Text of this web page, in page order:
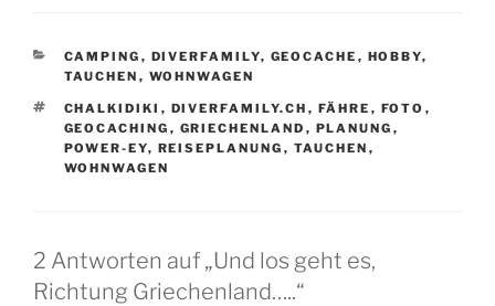
KATEGORIEN
CAMPING , DIVERFAMILY, GEOCACHE , HOBBY,
TAUCHEN , WOHNWAGEN
SCHLAGWÖRTER
CHALKIDIKI , DIVERFAMILY.CH , FÄHRE , FOTO ,
GEOCACHING , GRIECHENLAND , PLANUNG ,
POWER-EY, REISEPLANUNG , TAUCHEN ,
WOHNWAGEN
2 Antworten auf „Und los geht es,
Richtung Griechenland…..“